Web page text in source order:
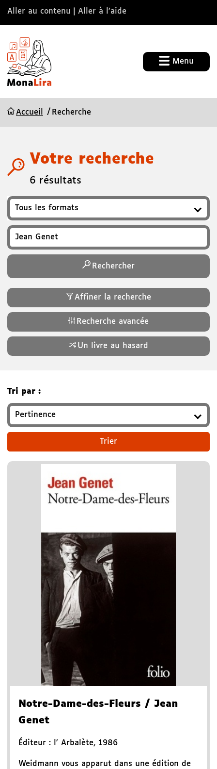
Aller au contenu Aller à l’aide
Menu
Accueil Recherche
Votre recherche
6 résultats
Format
Recherchez un titre, auteur, ISBN, genre…
Rechercher
Affiner la recherche
Recherche avancée
Un livre au hasard
Tri par :
Notre-Dame-des-Fleurs / Jean
Genet
Éditeur : l' Arbalète, 1986
Weidmann vous apparut dans une édition de